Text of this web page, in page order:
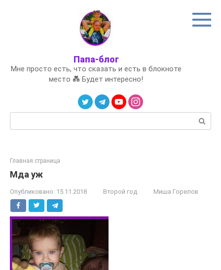
Папа-блог
Мне просто есть, что сказать и есть в блокноте
место 💑 Будет интересно!
Главная страница
Мда уж
Опубликовано: 15.11.2018 Второй год Миша Горелов